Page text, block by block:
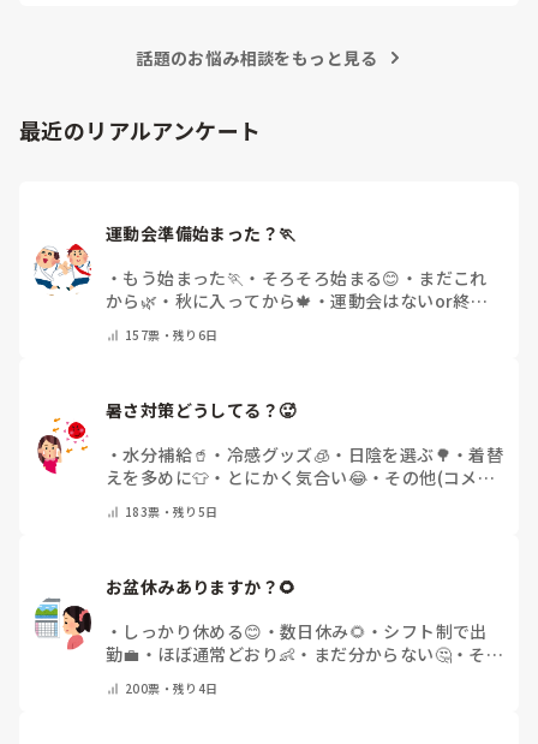
件、どこまで進んだ？」「困ってることない？」と具体的に声
「毎日夕方に5分だけ進捗確認の時間を取る」などルール化し
てしまうと、後輩も質問しやすくなりますよ。一人で抱え込ま
話題のお悩み相談をもっと見る
最近のリアルアンケート
運動会準備始まった？🏃
・ もう始まった🏃 ・ そろそろ始まる😊 ・ まだこれ
から🌿 ・ 秋に入ってから🍁 ・運動会はないor終わ
157票・残り6日
暑さ対策どうしてる？🥵
・水分補給🥤 ・ 冷感グッズ🧊 ・ 日陰を選ぶ🌳 ・着替
えを多めに👕 ・ とにかく気合い😂・ その他(コメン
183票・残り5日
お盆休みありますか？🌻
・ しっかり休める😊 ・ 数日休み🌻 ・ シフト制で出
勤💼 ・ ほぼ通常どおり👶 ・ まだ分からない🤔・ その
200票・残り4日